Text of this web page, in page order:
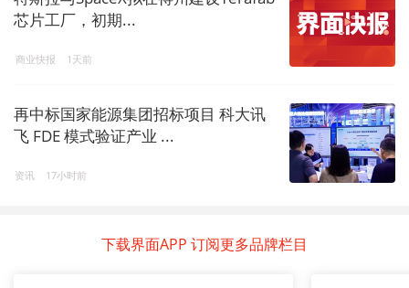
芯片工厂，初期...
商业快报 1天前
再中标国家能源集团招标项目 科大讯
飞 FDE 模式验证产业 ...
资讯 17小时前
下载界面APP 订阅更多品牌栏目